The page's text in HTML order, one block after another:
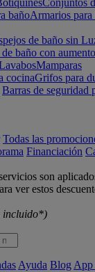
Conjuntos
bañoArmarios para
de baño sin
baño con aumento
Mamparas
cocinaGrifos para
Barras de seguridad
Todas las
Financiación
son
ver estos
incluido*)
Ayuda Blog App